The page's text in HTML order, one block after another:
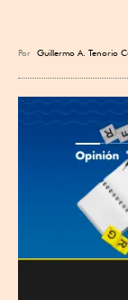
Por Guillermo A. Tenorio